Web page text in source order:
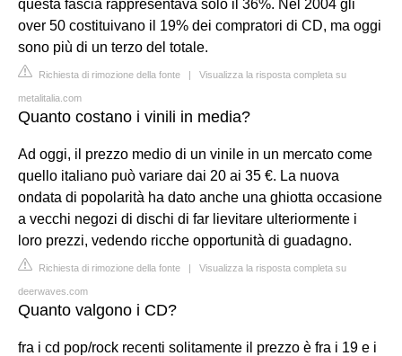
questa fascia rappresentava solo il 36%. Nel 2004 gli
over 50 costituivano il 19% dei compratori di CD, ma oggi
sono più di un terzo del totale.
Richiesta di rimozione della fonte | Visualizza la risposta completa su
metalitalia.com
Quanto costano i vinili in media?
Ad oggi, il prezzo medio di un vinile in un mercato come
quello italiano può variare dai 20 ai 35 €. La nuova
ondata di popolarità ha dato anche una ghiotta occasione
a vecchi negozi di dischi di far lievitare ulteriormente i
loro prezzi, vedendo ricche opportunità di guadagno.
Richiesta di rimozione della fonte | Visualizza la risposta completa su
deerwaves.com
Quanto valgono i CD?
fra i cd pop/rock recenti solitamente il prezzo è fra i 19 e i